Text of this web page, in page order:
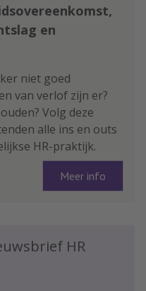
en
niet goed
van verlof zijn er?
Volg deze
alle ins en outs
HR-praktijk.
Meer info
HR